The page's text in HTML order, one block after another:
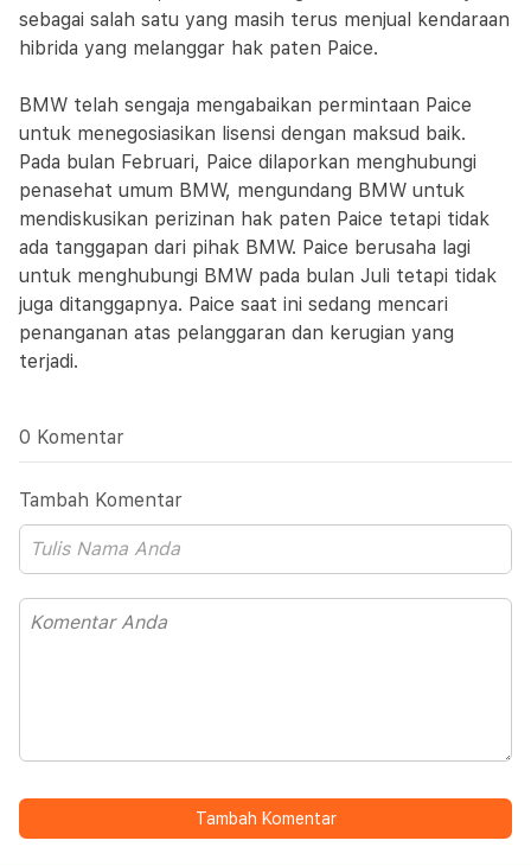
sebagai salah satu yang masih terus menjual kendaraan
hibrida yang melanggar hak paten Paice.
BMW telah sengaja mengabaikan permintaan Paice
untuk menegosiasikan lisensi dengan maksud baik.
Pada bulan Februari, Paice dilaporkan menghubungi
penasehat umum BMW, mengundang BMW untuk
mendiskusikan perizinan hak paten Paice tetapi tidak
ada tanggapan dari pihak BMW. Paice berusaha lagi
untuk menghubungi BMW pada bulan Juli tetapi tidak
juga ditanggapnya. Paice saat ini sedang mencari
penanganan atas pelanggaran dan kerugian yang
terjadi.
0 Komentar
Tambah Komentar
Tambah Komentar